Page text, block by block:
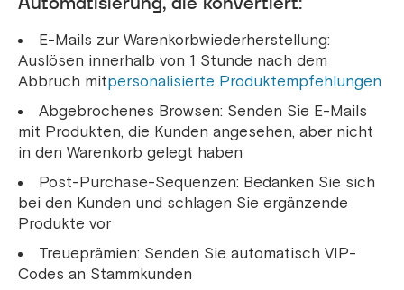
E-Mails zur Warenkorbwiederherstellung:
Auslösen innerhalb von 1 Stunde nach dem
Abbruch mitpersonalisierte Produktempfehlungen
Abgebrochenes Browsen: Senden Sie E-Mails
mit Produkten, die Kunden angesehen, aber nicht
in den Warenkorb gelegt haben
Post-Purchase-Sequenzen: Bedanken Sie sich
bei den Kunden und schlagen Sie ergänzende
Produkte vor
Treueprämien: Senden Sie automatisch VIP-
Codes an Stammkunden